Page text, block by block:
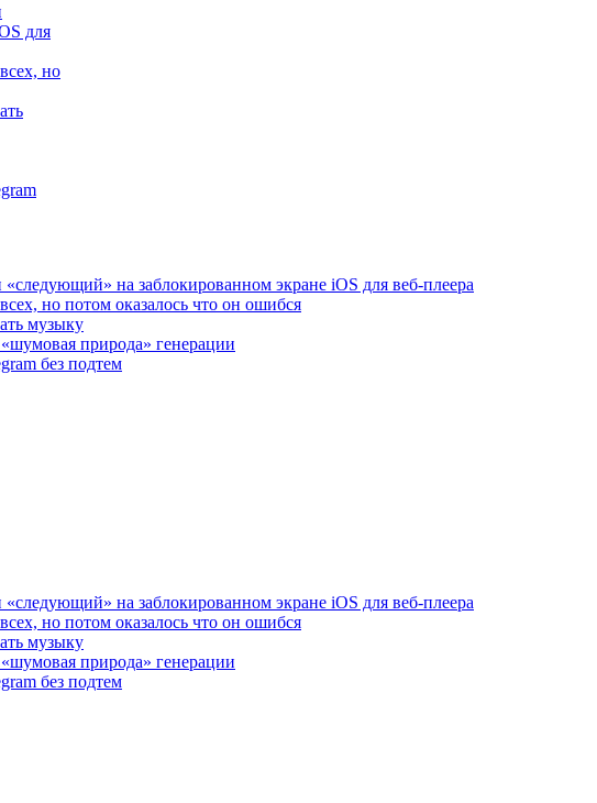
для
но
на заблокированном экране iOS для веб‑плеера
но потом оказалось что он ошибся
музыку
природа» генерации
без подтем
на заблокированном экране iOS для веб‑плеера
но потом оказалось что он ошибся
музыку
природа» генерации
без подтем